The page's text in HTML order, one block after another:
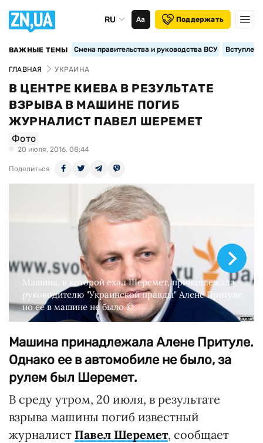
RU Аа Поддержать
ВАЖНЫЕ ТЕМЫ Смена правительства и руководства ВСУ
ГЛАВНАЯ УКРАИНА
В ЦЕНТРЕ КИЕВА В РЕЗУЛЬТАТЕ
ВЗРЫВА В МАШИНЕ ПОГИБ
ЖУРНАЛИСТ ПАВЕЛ ШЕРЕМЕТ
Фото
20 июля, 2016, 08:44
Поделиться
Машина, в которой ехал Шеремет, принадлежала
руководителю "Украинской правды" Алене Притуле,
но ее в машине не было ©
Машина принадлежала Алене Притуле.
Однако ее в автомобиле не было, за
рулем был Шеремет.
В среду утром, 20 июля, в результате
взрыва машины погиб известный
журналист Павел Шеремет, сообщает